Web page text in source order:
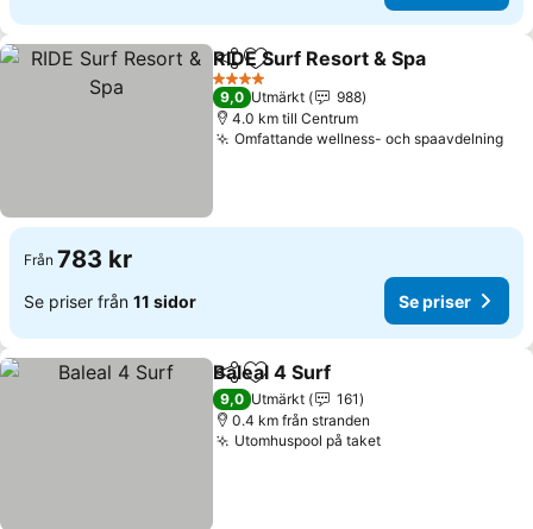
Dela Lägg till i Mina Favoriter
RIDE Surf Resort & Spa
4 Stjärnor
9,0 Utmärkt
988
4.0 km till Centrum
Omfattande wellness- och spaavdelning
Från 783 kr
Se priser från 11 sidor Se priser
Dela Lägg till i Mina Favoriter
Baleal 4 Surf
9,0 Utmärkt
161
0.4 km från stranden
Utomhuspool på taket